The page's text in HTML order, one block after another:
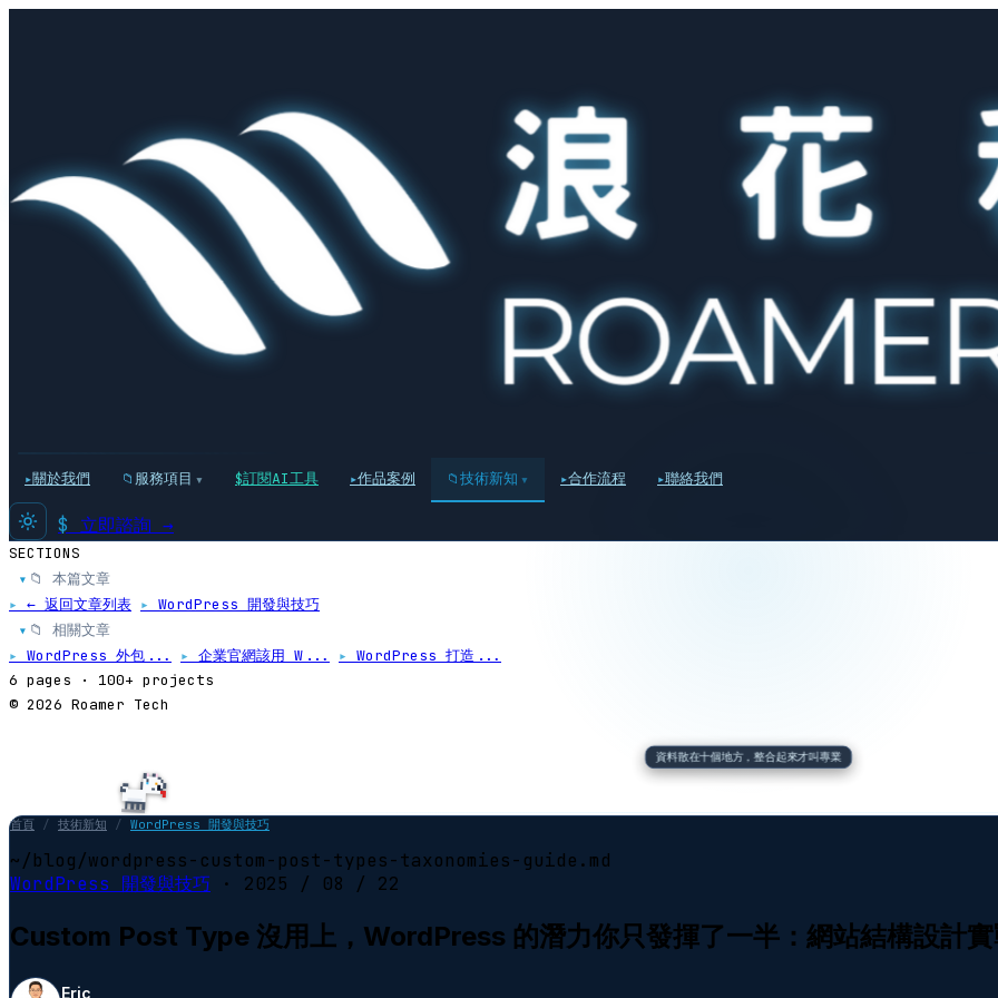
▸關於我們 📁 服務項目 ▾ $訂閱AI工具 ▸作品案例 📁技術新知 ▾ ▸合作流程 ▸聯絡我們
$ 立即諮詢 →
SECTIONS
▸📁 本篇文章
▸ ← 返回文章列表 ▸ WordPress 開發與技巧
▸📁 相關文章
▸ WordPress 外包... ▸ 企業官網該用 W... ▸ WordPress 打造...
6 pages · 100+ projects
© 2026 Roamer Tech
資料散在十個地方，整合起來才叫專業
首頁 / 技術新知 / WordPress 開發與技巧
~/blog/wordpress-custom-post-types-taxonomies-guide.md
WordPress 開發與技巧 · 2025 / 08 / 22
Custom Post Type 沒用上，WordPress 的潛力你只發揮了一半：網站結構設計
Eric